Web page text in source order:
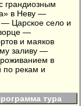
грандиозным
в Неву —
— Царское село и
—
и маяков
заливу —
в
по рекам и
тура